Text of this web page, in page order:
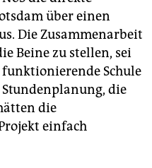
über einen
Die Zusammenarbeit
Beine zu stellen, sei
funktionierende Schule
Stundenplanung, die
die
einfach